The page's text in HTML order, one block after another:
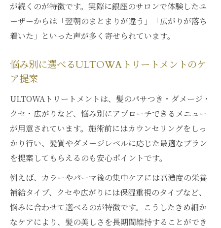
が続くのが特徴です。実際に銀座のサロンで体験したユ
ーザーからは「翌朝のまとまりが違う」「広がりが落ち
着いた」といった声が多く寄せられています。
悩み別に選べるULTOWAトリートメントのケ
ア提案
ULTOWAトリートメントは、髪のパサつき・ダメージ・
クセ・広がりなど、悩み別にアプローチできるメニュー
が用意されています。施術前にはカウンセリングをしっ
かり行い、髪質やダメージレベルに応じた最適なプラン
を提案してもらえるのも安心ポイントです。
例えば、カラーやパーマ後の集中ケアには高濃度の栄養
補給タイプ、クセや広がりには保湿重視のタイプなど、
悩みに合わせて選べるのが特徴です。こうしたきめ細か
なケアにより、髪の美しさを長期間維持することができ